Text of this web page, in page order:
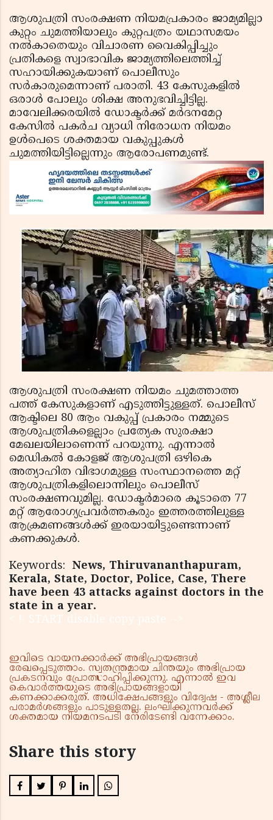
ആശുപത്രി സംരക്ഷണ നിയമപ്രകാരം ജാമ്യമില്ലാ
കുറ്റം ചുമത്തിയാലും കുറ്റപത്രം യഥാസമയം
നല്‍കാതെയും വിചാരണ വൈകിപ്പിച്ചും
പ്രതികളെ സ്വാഭാവിക ജാമ്യത്തിലെത്തിച്ച്
സഹായിക്കുകയാണ് പൊലീസും
സർകാരുമെന്നാണ് പരാതി. 43 കേസുകളില്‍
ഒരാള്‍ പോലും ശിക്ഷ അനുഭവിച്ചിട്ടില്ല.
മാവേലിക്കരയില്‍ ഡോക്ടര്‍ക്ക് മര്‍ദനമേറ്റ
കേസില്‍ പകര്‍ച വ്യാധി നിരോധന നിയമം
ഉള്‍പെടെ ശക്തമായ വകുപ്പുകള്‍
ചുമത്തിയിട്ടില്ലെന്നും ആരോപണമുണ്ട്.
ആശുപത്രി സംരക്ഷണ നിയമം ചുമത്താത്ത
പത്ത് കേസുകളാണ് എടുത്തിട്ടുള്ളത്. പൊലീസ്
ആക്ടിലെ 80 ആം വകുപ്പ് പ്രകാരം നമ്മുടെ
ആശുപത്രികളെല്ലാം പ്രത്യേക സുരക്ഷാ
മേഖലയിലാണെന്ന് പറയുന്നു. എന്നാല്‍
മെഡികല്‍ കോളജ് ആശുപത്രി ഒഴികെ
അത്യാഹിത വിഭാഗമുള്ള സംസ്ഥാനത്തെ മറ്റ്
ആശുപത്രികളിലൊന്നിലും പൊലീസ്
സംരക്ഷണവുമില്ല. ഡോക്ടര്‍മാരെ കൂടാതെ 77
മറ്റ് ആരോഗ്യപ്രവര്‍ത്തകരും ഇത്തരത്തിലുള്ള
ആക്രമണങ്ങള്‍ക്ക് ഇരയായിട്ടുണ്ടെന്നാണ്
കണക്കുകൾ.
Keywords: News, Thiruvananthapuram,
Kerala, State, Doctor, Police, Case, There
have been 43 attacks against doctors in the
state in a year.
< !- START disable copy paste -->
ഇവിടെ വായനക്കാർക്ക് അഭിപ്രായങ്ങൾ
രേഖപ്പെടുത്താം. സ്വതന്ത്രമായ ചിന്തയും അഭിപ്രായ
പ്രകടനവും പ്രോത്സാഹിപ്പിക്കുന്നു. എന്നാൽ ഇവ
കെവാർത്തയുടെ അഭിപ്രായങ്ങളായി
കണക്കാക്കരുത്. അധിക്ഷേപങ്ങളും വിദ്വേഷ - അശ്ലീല
പരാമർശങ്ങളും പാടുള്ളതല്ല. ലംഘിക്കുന്നവർക്ക്
ശക്തമായ നിയമനടപടി നേരിടേണ്ടി വന്നേക്കാം.
Share this story